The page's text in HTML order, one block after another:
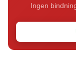
Ingen